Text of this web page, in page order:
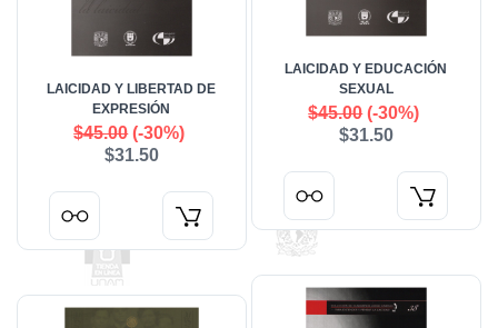
LAICIDAD Y EDUCACIÓN
SEXUAL
$45.00(-30%)
$31.50
LAICIDAD Y LIBERTAD DE
EXPRESIÓN
$45.00(-30%)
$31.50